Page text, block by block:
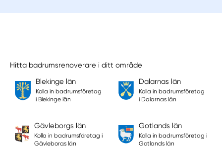
Hitta badrumsrenoverare i ditt område
Blekinge län
Kolla in badrumsföretag
i Blekinge län
Dalarnas län
Kolla in badrumsföretag
i Dalarnas län
Gävleborgs län
Kolla in badrumsföretag i
Gävleborgs län
Gotlands län
Kolla in badrumsföretag i
Gotlands län